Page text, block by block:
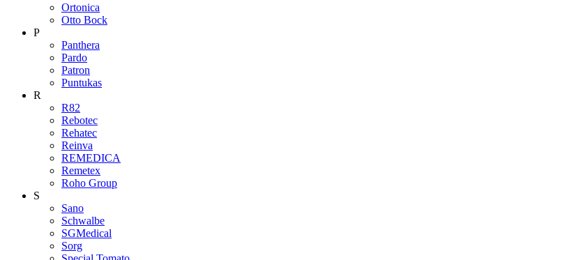
Ortonica
Otto Bock
P
Panthera
Pardo
Patron
Puntukas
R
R82
Rebotec
Rehatec
Reinva
REMEDICA
Remetex
Roho Group
S
Sano
Schwalbe
SGMedical
Sorg